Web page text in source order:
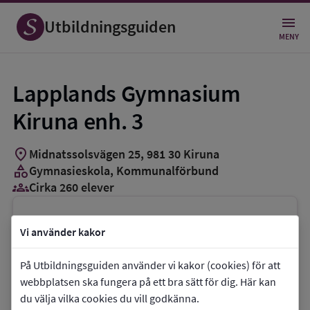
Vi använder kakor
På Utbildningsguiden använder vi kakor (cookies) för att
webbplatsen ska fungera på ett bra sätt för dig. Här kan
du välja vilka cookies du vill godkänna.
Utbildningsguiden MENY
Lapplands Gymnasium
Kiruna enh. 3
location_on Midnatssolsvägen 25, 981 30 Kiruna
categoryGymnasieskola, Kommunalförbund
groups_3Cirka 260 elever
Vill du kontakta skolan?
phoneTelefon:010-1437075
mailE-post:lgkiruna@lapplands.se
link Webbplats: Lapplands Gymnasium Kiruna